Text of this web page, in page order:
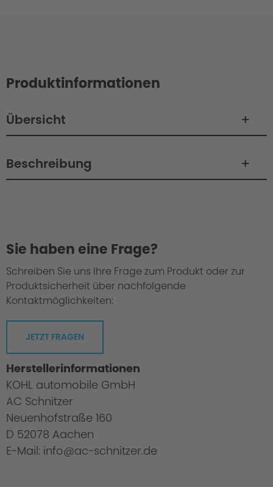
Produktinformationen
Übersicht
Beschreibung
Sie haben eine Frage?
Schreiben Sie uns Ihre Frage zum Produkt oder zur
Produktsicherheit über nachfolgende
Kontaktmöglichkeiten:
JETZT FRAGEN
Herstellerinformationen
KOHL automobile GmbH
AC Schnitzer
Neuenhofstraße 160
D 52078 Aachen
E-Mail: info@ac-schnitzer.de